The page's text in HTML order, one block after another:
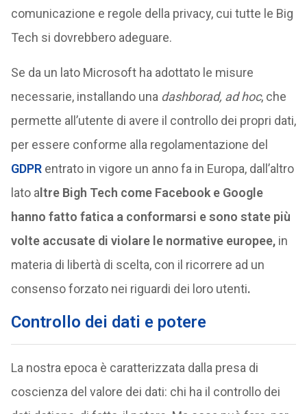
comunicazione e regole della privacy, cui tutte le Big
Tech si dovrebbero adeguare.
Se da un lato Microsoft ha adottato le misure
necessarie, installando una dashborad, ad hoc, che
permette all’utente di avere il controllo dei propri dati,
per essere conforme alla regolamentazione del
GDPR entrato in vigore un anno fa in Europa, dall’altro
lato a ltre Bigh Tech come Facebook e Google
hanno fatto fatica a conformarsi e sono state più
volte accusate di violare le normative europee,in
materia di libertà di scelta, con il ricorrere ad un
consenso forzato nei riguardi dei loro utenti.
Controllo dei dati e potere
La nostra epoca è caratterizzata dalla presa di
coscienza del valore dei dati: chi ha il controllo dei